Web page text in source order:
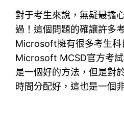
對于考生來說，無疑最擔
過！這個問題的確讓許多
Microsoft擁有很多考生科
Microsoft MCSD官方考
是一個好的方法，但是對
時間分配好，這也是一個